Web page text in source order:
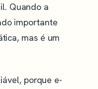
Quando a
importante
mas é um
porque e-